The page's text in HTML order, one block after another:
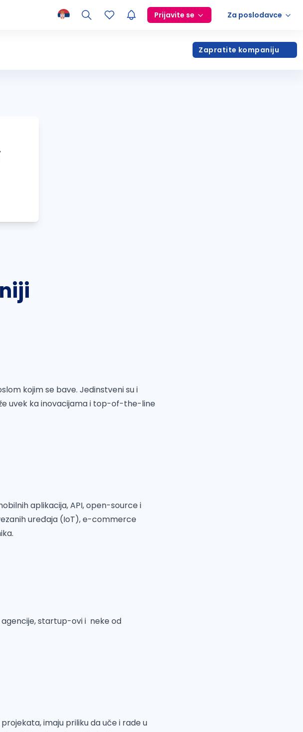
Prijavite se Za poslodavce
Zapratite kompaniju
kojim se bave. Jedinstveni su i
uvek ka inovacijama i top-of-the-line
aplikacija, API, open-source i
uređaja (IoT), e-commerce
startup-ovi i neke od
imaju priliku da uče i rade u